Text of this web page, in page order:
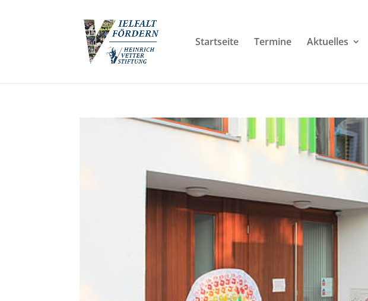
Startseite Termine Aktuelles